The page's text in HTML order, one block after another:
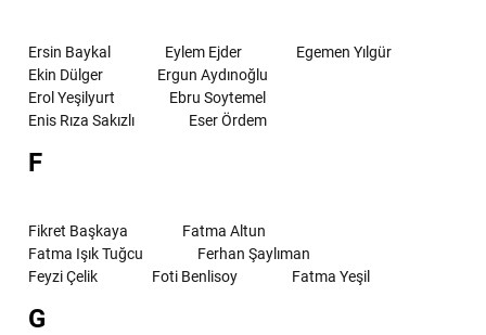
Ersin Baykal Eylem Ejder
Egemen Yılgür
Ekin Dülger
Ergun Aydınoğlu
Erol Yeşilyurt
Ebru Soytemel
Enis Rıza Sakızlı
Eser Ördem
F
Fikret Başkaya
Fatma Altun
Fatma Işık Tuğcu
Ferhan Şaylıman
Feyzi Çelik
Foti Benlisoy Fatma Yeşil
G